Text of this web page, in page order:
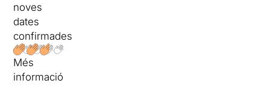
noves
dates
confirmades
Més
informació